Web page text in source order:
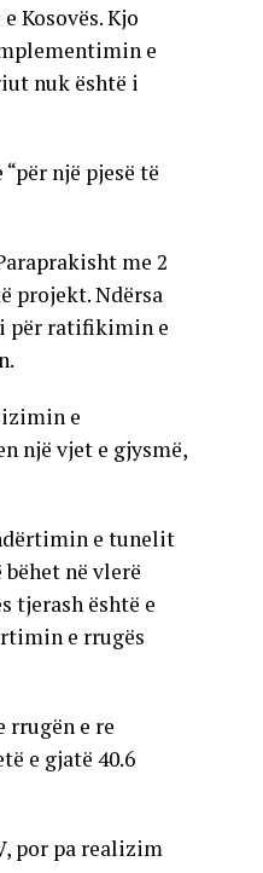
Kosovës. Kjo
e
nuk është i
një pjesë të
me 2
projekt. Ndërsa
për ratifikimin e
e
një vjet e gjysmë,
e tunelit
në vlerë
tjerash është e
e rrugës
rrugën e re
e gjatë 40.6
por pa realizim